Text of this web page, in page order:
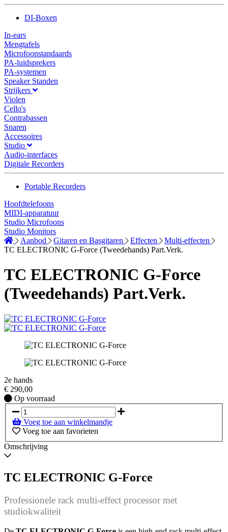
DI-Boxen
In-ears
Mengtafels
Microfoonstandaards
PA-luidsprekers
PA-systemen
Speaker Standen
Strijkers
Violen
Cello's
Contrabassen
Snaren
Accessoires
Studio
Audio-interfaces
Digitale Recorders
Portable Recorders
Hoofdtelefoons
MIDI-apparatuur
Studio Microfoons
Studio Monitors
Aanbod
Gitaren en Basgitaren Effecten
Multi-effecten
TC ELECTRONIC G-Force (Tweedehands) Part.Verk.
TC ELECTRONIC G-Force
(Tweedehands) Part.Verk.
2e hands
€ 290,00
Op
voorraad
Op voorraad
Voeg toe aan winkelmandje
Voeg toe aan favorieten
Omschrijving
TC ELECTRONIC G-Force
Professionele rack multi-effect processor met
studiokwaliteit